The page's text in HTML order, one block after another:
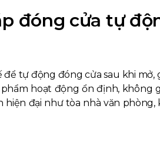
đóng cửa tự
tự động đóng cửa sau khi
hoạt động ổn định,
đại như tòa nhà văn